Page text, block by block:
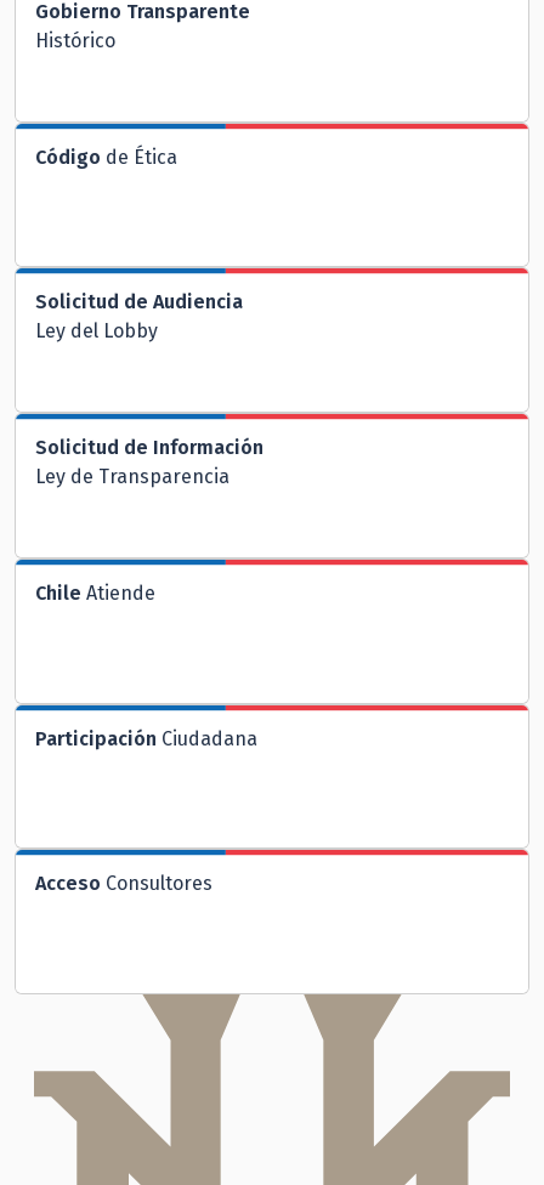
Gobierno Transparente
Histórico
Código de Ética
Solicitud de Audiencia
Ley del Lobby
Solicitud de Información
Ley de Transparencia
Chile Atiende
Participación Ciudadana
Acceso Consultores